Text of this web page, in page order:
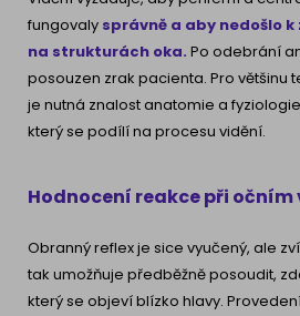
fungovaly správně a aby nedošlo
na strukturách oka. Po odebrání
posouzen zrak pacienta. Pro většinu
je nutná znalost anatomie a
který se podílí na procesu vidění.
Hodnocení reakce při
Obranný reflex je sice vyučený, ale
tak umožňuje předběžně posoudit,
který se objeví blízko hlavy.